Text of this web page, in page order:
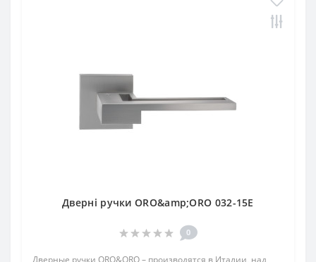
Дверні ручки ORO&amp;ORO 032-15E
0
Дверные ручки ORO&ORO – производятся в Италии, над